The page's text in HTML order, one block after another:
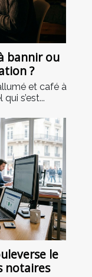
bannir ou
?
et café à
s’est...
le
notaires